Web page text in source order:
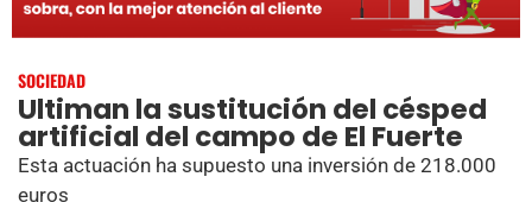
SOCIEDAD
Ultiman la sustitución del césped
artificial del campo de El Fuerte
Esta actuación ha supuesto una inversión de 218.000
euros